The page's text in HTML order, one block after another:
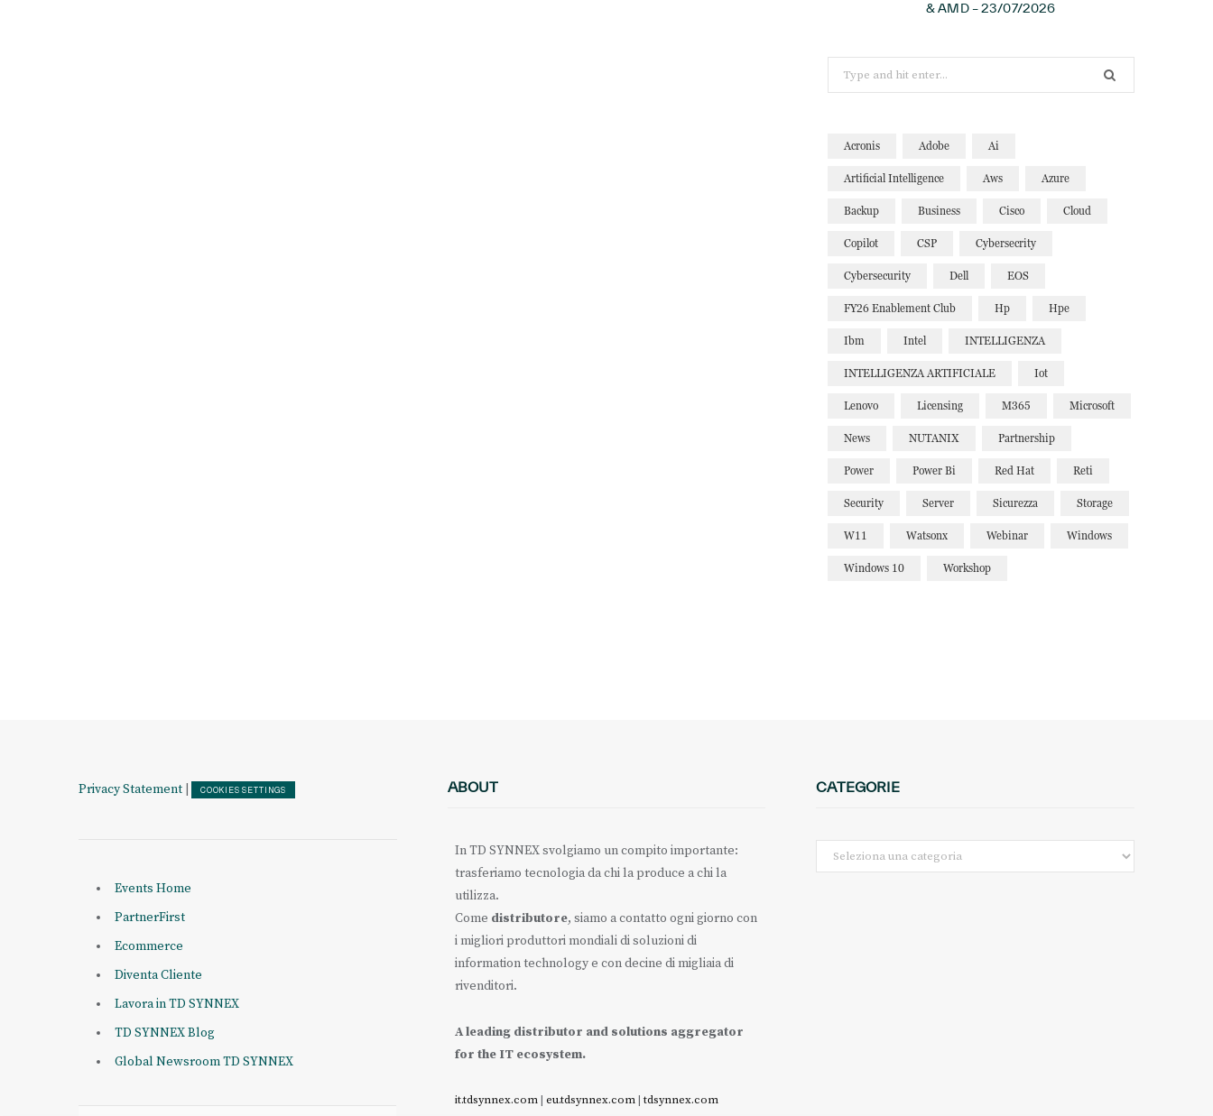
& AMD – 23/07/2026
for:
Acronis Adobe Ai
Artificial Intelligence Aws Azure
Backup Business Cisco Cloud
Copilot CSP Cybersecrity
Cybersecurity Dell EOS
FY26 Enablement Club Hp Hpe
Ibm Intel INTELLIGENZA
INTELLIGENZA ARTIFICIALE Iot
Lenovo Licensing M365 Microsoft
News NUTANIX Partnership
Power Power Bi Red Hat Reti
Security Server Sicurezza Storage
W11 Watsonx Webinar Windows
Windows 10 Workshop
Privacy Statement COOKIES SETTINGS
Events Home
PartnerFirst
Ecommerce
Diventa Cliente
Lavora in TD SYNNEX
TD SYNNEX Blog
Global Newsroom TD SYNNEX
ABOUT
In TD SYNNEX svolgiamo un compito importante:
trasferiamo tecnologia da chi la produce a chi la
utilizza.
Come distributore, siamo a contatto ogni giorno con
i migliori produttori mondiali di soluzioni di
information technology e con decine di migliaia di
rivenditori.
A leading distributor and solutions aggregator
for the IT ecosystem.
it.tdsynnex.com| eu.tdsynnex.com|tdsynnex.com
CATEGORIE
Categorie